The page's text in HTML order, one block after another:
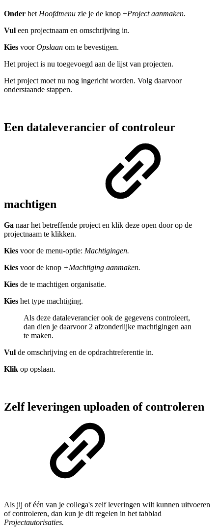
Onder het Hoofdmenu zie je de knop +Project aanmaken.
Vul een projectnaam en omschrijving in.
Kies voorOpslaan om te bevestigen.
Het project is nu toegevoegd aan de lijst van projecten.
Het project moet nu nog ingericht worden. Volg daarvoor
onderstaande stappen.
Een dataleverancier of controleur
machtigen
Ga naar het betreffende project en klik deze open door op de
projectnaam te klikken.
Kies voor de menu-optie: Machtigingen.
Kies voor de knop +Machtiging aanmaken.
Kies de te machtigen organisatie.
Kies het type machtiging.
Als deze dataleverancier ook de gegevens controleert,
dan dien je daarvoor 2 afzonderlijke machtigingen aan
te maken.
Vul de omschrijving en de opdrachtreferentie in.
Klik op opslaan.
Zelf leveringen uploaden of controleren
Als jij of één van je collega's zelf leveringen wilt kunnen uitvoeren
of controleren, dan kun je dit regelen in het tabblad
Projectautorisaties.